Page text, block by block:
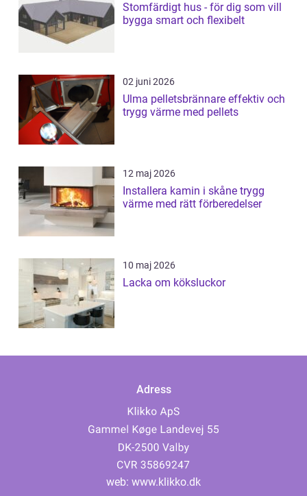
Stomfärdigt hus - för dig som vill
bygga smart och flexibelt
02 juni 2026
Ulma pelletsbrännare effektiv och
trygg värme med pellets
12 maj 2026
Installera kamin i skåne trygg
värme med rätt förberedelser
10 maj 2026
Lacka om köksluckor
Adress
web: www.klikko.dk